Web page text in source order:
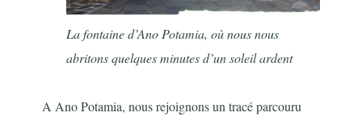
La fontaine d’Ano Potamia, où nous nous
abritons quelques minutes d’un soleil ardent
A Ano Potamia, nous rejoignons un tracé parcouru